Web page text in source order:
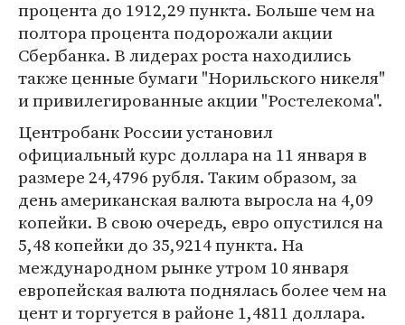
процента до 1912,29 пункта. Больше чем на
полтора процента подорожали акции
Сбербанка. В лидерах роста находились
также ценные бумаги "Норильского никеля"
и привилегированные акции "Ростелекома".
Центробанк России установил
официальный курс доллара на 11 января в
размере 24,4796 рубля. Таким образом, за
день американская валюта выросла на 4,09
копейки. В свою очередь, евро опустился на
5,48 копейки до 35,9214 пункта. На
международном рынке утром 10 января
европейская валюта поднялась более чем на
цент и торгуется в районе 1,4811 доллара.